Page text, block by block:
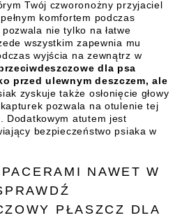
Twój czworonożny przyjaciel
komfortem podczas
nie tylko na łatwe
wszystkim zapewnia mu
wyjścia na zewnątrz w
dla psa
przed ulewnym deszczem, ale
zyskuje także osłonięcie głowy
pozwala na otulenie tej
Dodatkowym atutem jest
bezpieczeństwo psiaka w
NAWET W
PŁASZCZ DLA